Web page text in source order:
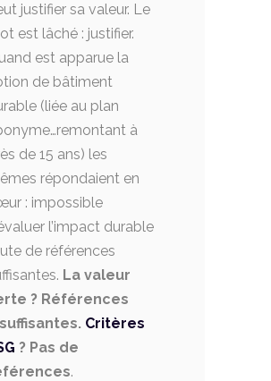
justifier sa valeur. Le
est lâché : justifier.
est apparue la
de bâtiment
(liée au plan
à
de 15 ans) les
répondaient en
: impossible
l’impact durable
de références
La valeur
? Références
Critères
? Pas de
.